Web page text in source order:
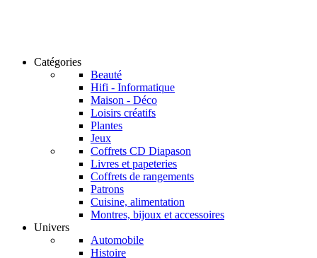
Catégories
Beauté
Hifi - Informatique
Maison - Déco
Loisirs créatifs
Plantes
Jeux
Coffrets CD Diapason
Livres et papeteries
Coffrets de rangements
Patrons
Cuisine, alimentation
Montres, bijoux et accessoires
Univers
Automobile
Histoire